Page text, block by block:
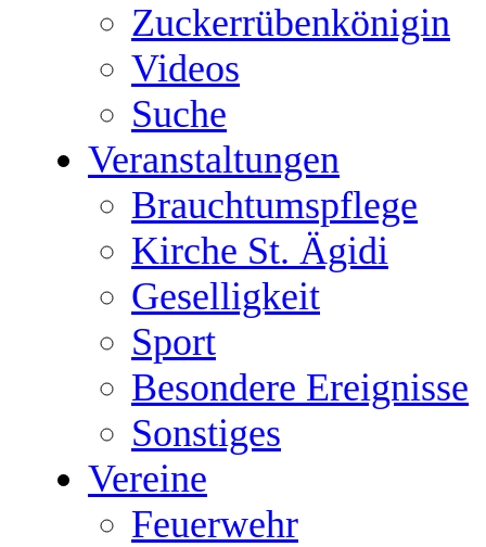
Zuckerrübenkönigin
Videos
Suche
Veranstaltungen
Brauchtumspflege
Kirche St. Ägidi
Geselligkeit
Sport
Besondere Ereignisse
Sonstiges
Vereine
Feuerwehr